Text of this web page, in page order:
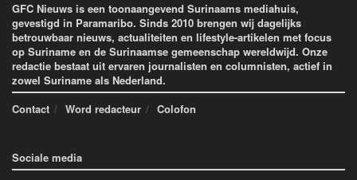
GFC Nieuws is een toonaangevend Surinaams mediahuis,
gevestigd in Paramaribo. Sinds 2010 brengen wij dagelijks
betrouwbaar nieuws, actualiteiten en lifestyle-artikelen met focus
op Suriname en de Surinaamse gemeenschap wereldwijd. Onze
redactie bestaat uit ervaren journalisten en columnisten, actief in
zowel Suriname als Nederland.
Contact
Word redacteur Colofon
Sociale media